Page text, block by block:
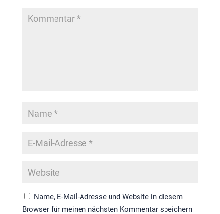
Name, E-Mail-Adresse und Website in diesem
Browser für meinen nächsten Kommentar speichern.